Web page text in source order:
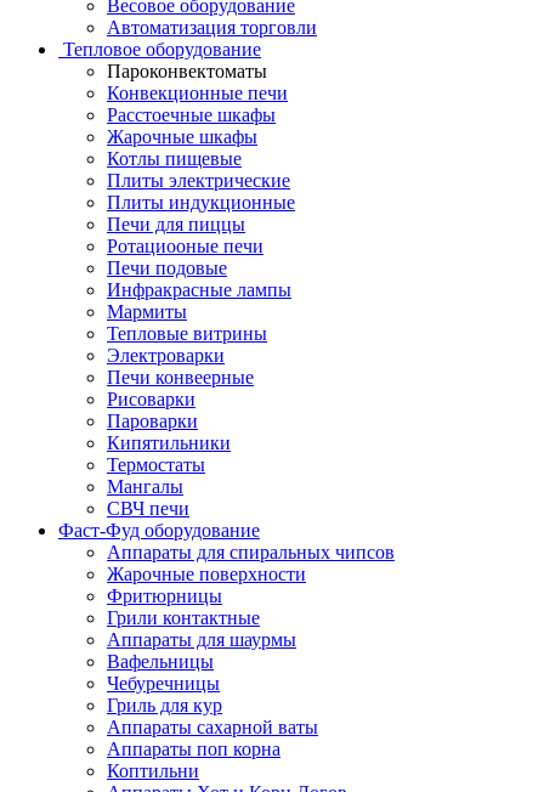
Весовое оборудование
Автоматизация торговли
Тепловое оборудование
Пароконвектоматы
Конвекционные печи
Расстоечные шкафы
Жарочные шкафы
Котлы пищевые
Плиты электрические
Плиты индукционные
Печи для пиццы
Ротациооные печи
Печи подовые
Инфракрасные лампы
Мармиты
Тепловые витрины
Электроварки
Печи конвеерные
Рисоварки
Пароварки
Кипятильники
Термостаты
Мангалы
СВЧ печи
Фаст-Фуд оборудование
Аппараты для спиральных чипсов
Жарочные поверхности
Фритюрницы
Грили контактные
Аппараты для шаурмы
Вафельницы
Чебуречницы
Гриль для кур
Аппараты сахарной ваты
Аппараты поп корна
Коптильни